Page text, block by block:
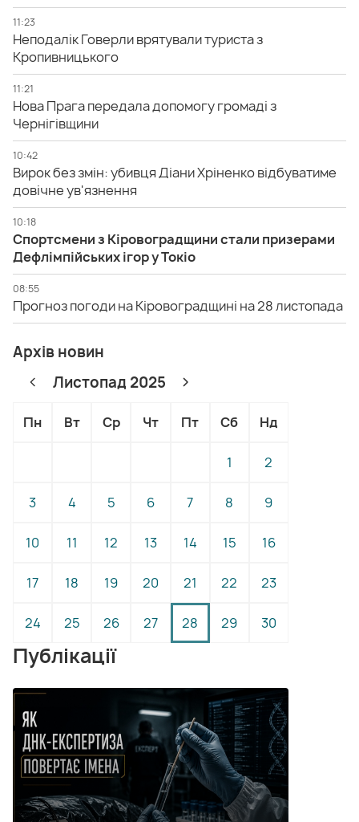
11:23
Неподалік Говерли врятували туриста з
Кропивницького
11:21
Нова Прага передала допомогу громаді з
Чернігівщини
10:42
Вирок без змін: убивця Діани Хріненко відбуватиме
довічне ув'язнення
10:18
Спортсмени з Кіровоградщини стали призерами
Дефлімпійських ігор у Токіо
08:55
Прогноз погоди на Кіровоградщині на 28 листопада
Архів новин
Листопад 2025
Пн Вт Ср Чт Пт Сб Нд
1 2
3 4 5 6 7 8 9
10 11 12 13 14 15 16
17 18 19 20 21 22 23
24 25 26 27 28 29 30
Публікації